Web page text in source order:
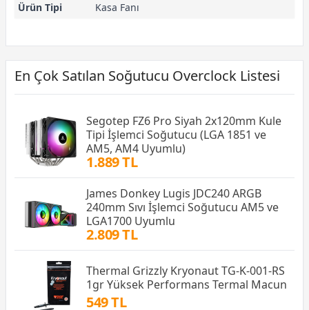
Ürün Tipi Kasa Fanı
En Çok Satılan Soğutucu Overclock Listesi
Segotep FZ6 Pro Siyah 2x120mm Kule
Tipi İşlemci Soğutucu (LGA 1851 ve
AM5, AM4 Uyumlu)
1.889 TL
James Donkey Lugis JDC240 ARGB
240mm Sıvı İşlemci Soğutucu AM5 ve
LGA1700 Uyumlu
2.809 TL
Thermal Grizzly Kryonaut TG-K-001-RS
1gr Yüksek Performans Termal Macun
549 TL